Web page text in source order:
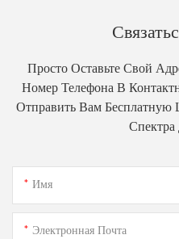
Просто Оставьте Свой
Номер Телефона В
Отправить Вам
Имя
Электронная Почта